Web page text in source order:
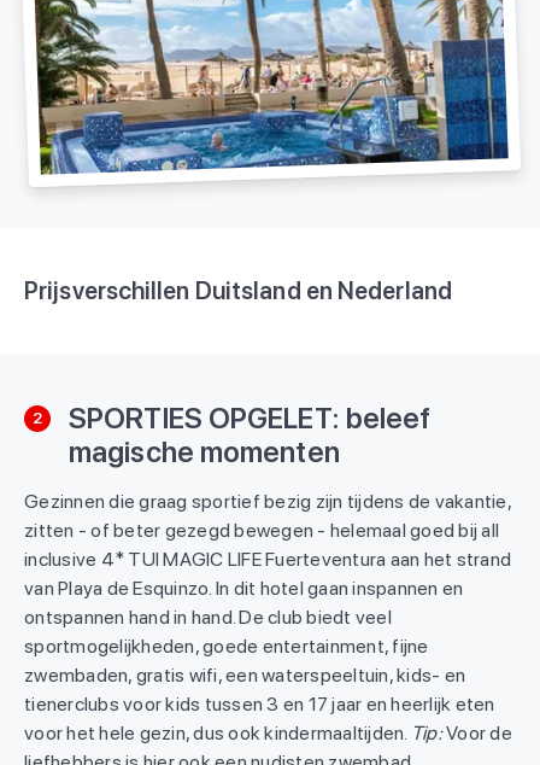
Prijsverschillen Duitsland en Nederland
2
SPORTIES OPGELET: beleef
magische momenten
Gezinnen die graag sportief bezig zijn tijdens de vakantie,
zitten - of beter gezegd bewegen - helemaal goed bij all
inclusive 4* TUI MAGIC LIFE Fuerteventura aan het strand
van Playa de Esquinzo. In dit hotel gaan inspannen en
ontspannen hand in hand. De club biedt veel
sportmogelijkheden, goede entertainment, fijne
zwembaden, gratis wifi, een waterspeeltuin, kids- en
tienerclubs voor kids tussen 3 en 17 jaar en heerlijk eten
voor het hele gezin, dus ook kindermaaltijden. Tip:Voor de